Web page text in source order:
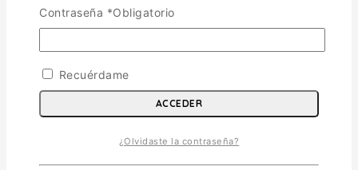
Aviones TOGGLE CHILD MENU
Escala 1/72
Escala 1/48
Escala 1/144
Contraseña *Obligatorio
Recuérdame
ACCEDER
¿Olvidaste la contraseña?